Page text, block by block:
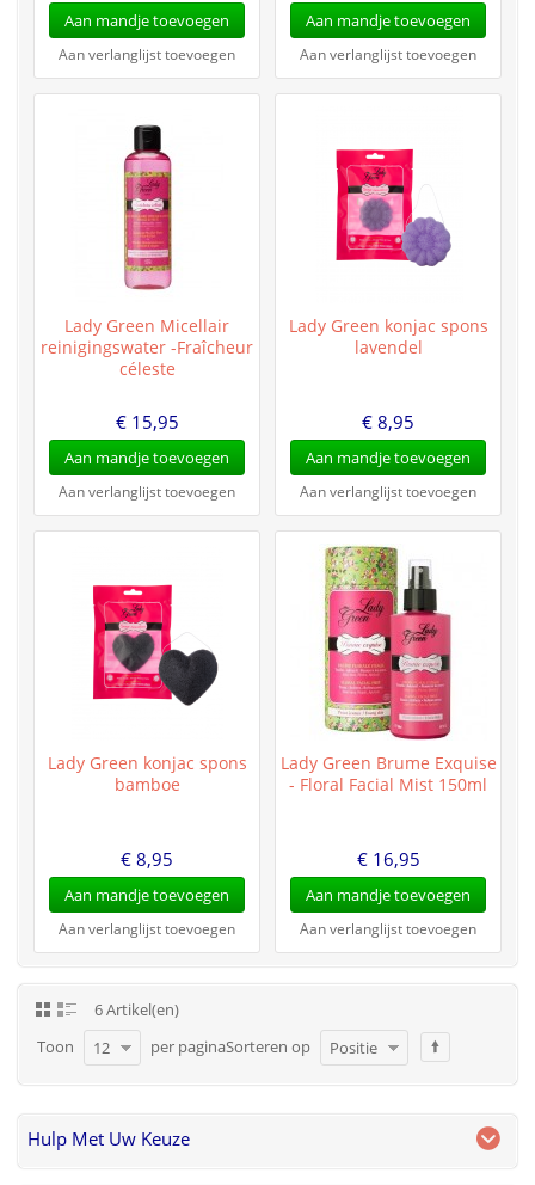
Aan mandje toevoegen
Aan verlanglijst toevoegen
Aan mandje toevoegen
Aan verlanglijst toevoegen
Lady Green Micellair
reinigingswater -Fraîcheur
céleste
€ 15,95
Aan mandje toevoegen
Aan verlanglijst toevoegen
Lady Green konjac spons
lavendel
€ 8,95
Aan mandje toevoegen
Aan verlanglijst toevoegen
Lady Green konjac spons
bamboe
€ 8,95
Aan mandje toevoegen
Aan verlanglijst toevoegen
Lady Green Brume Exquise
- Floral Facial Mist 150ml
€ 16,95
Aan mandje toevoegen
Aan verlanglijst toevoegen
6 Artikel(en)
Toon
12 per paginaSorteren op Positie
Hulp Met Uw Keuze